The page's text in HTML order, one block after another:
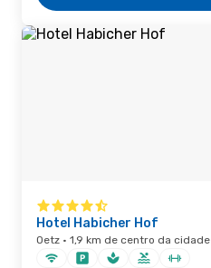
Hotel Habicher Hof
Oetz · 1,9 km de centro da cidade